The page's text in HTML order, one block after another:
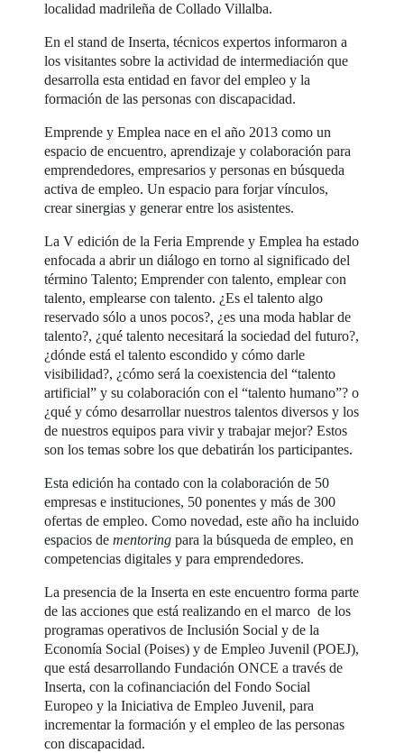
localidad madrileña de Collado Villalba.
En el stand de Inserta, técnicos expertos informaron a
los visitantes sobre la actividad de intermediación que
desarrolla esta entidad en favor del empleo y la
formación de las personas con discapacidad.
Emprende y Emplea nace en el año 2013 como un
espacio de encuentro, aprendizaje y colaboración para
emprendedores, empresarios y personas en búsqueda
activa de empleo. Un espacio para forjar vínculos,
crear sinergias y generar entre los asistentes.
La V edición de la Feria Emprende y Emplea ha estado
enfocada a abrir un diálogo en torno al significado del
término Talento; Emprender con talento, emplear con
talento, emplearse con talento. ¿Es el talento algo
reservado sólo a unos pocos?, ¿es una moda hablar de
talento?, ¿qué talento necesitará la sociedad del futuro?,
¿dónde está el talento escondido y cómo darle
visibilidad?, ¿cómo será la coexistencia del “talento
artificial” y su colaboración con el “talento humano”? o
¿qué y cómo desarrollar nuestros talentos diversos y los
de nuestros equipos para vivir y trabajar mejor? Estos
son los temas sobre los que debatirán los participantes.
Esta edición ha contado con la colaboración de 50
empresas e instituciones, 50 ponentes y más de 300
ofertas de empleo. Como novedad, este año ha incluido
espacios dementoringpara la búsqueda de empleo, en
competencias digitales y para emprendedores.
La presencia de la Inserta en este encuentro forma parte
de las acciones que está realizando en el marco de los
programas operativos de Inclusión Social y de la
Economía Social (Poises) y de Empleo Juvenil (POEJ),
que está desarrollando Fundación ONCE a través de
Inserta, con la cofinanciación del Fondo Social
Europeo y la Iniciativa de Empleo Juvenil, para
incrementar la formación y el empleo de las personas
con discapacidad.